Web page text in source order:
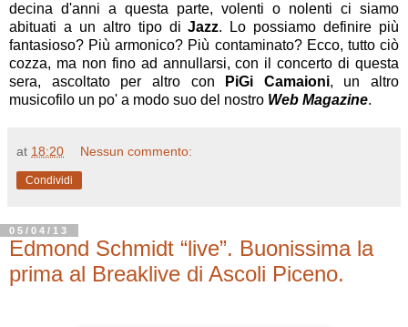
decina d'anni a questa parte, volenti o nolenti ci siamo
abituati a un altro tipo diJazz. Lo possiamo definire più
fantasioso? Più armonico? Più contaminato? Ecco, tutto ciò
cozza, ma non fino ad annullarsi, con il concerto di questa
sera, ascoltato per altro con
PiGi Camaioni, un altro
musicofilo un po' a modo suo del nostro Web Magazine.
at 18:20 Nessun commento:
Condividi
05/04/13
Edmond Schmidt “live”. Buonissima la
prima al Breaklive di Ascoli Piceno.